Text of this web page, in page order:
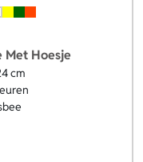
Met Hoesje
cm